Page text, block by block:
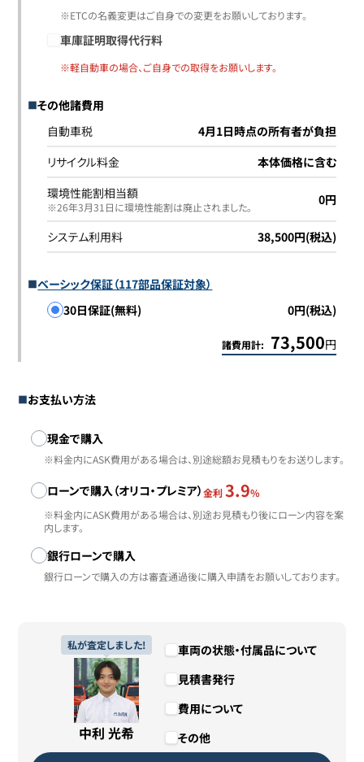
※ETCの名義変更はご自身での変更をお願いしております。
車庫証明取得代行料
※軽自動車の場合、ご自身での取得をお願いします。
その他諸費用
自動車税
4月1日時点の所有者が負担
リサイクル料金
本体価格に含む
環境性能割相当額
※26年3月31日に環境性能割は廃止されました｡ 0円
システム利用料 38,500円(税込)
ベーシック保証（117部品保証対象）
30日保証(無料)
0円(税込)
諸費用計: 73,500円
お支払い方法
お支払い方法
現金で購入
※料金内にASK費用がある場合は、別途総額お見積もりをお送りします。
ローンで購入（オリコ・プレミア）金利 3.9%
※料金内にASK費用がある場合は、別途お見積もり後にローン内容を案
内します。
銀行ローンで購入
銀行ローンで購入の方は審査通過後に購入申請をお願いしております。
私が査定しました!
中利 光希
車両の状態・付属品について
見積書発行
費用について
その他